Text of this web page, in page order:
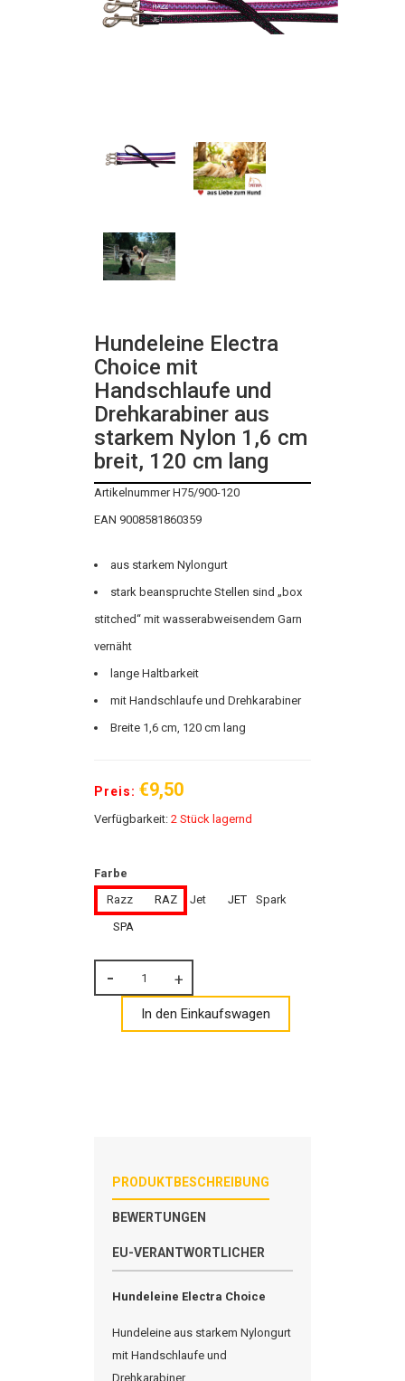
Hundeleine Electra
Choice mit
Handschlaufe und
Drehkarabiner aus
starkem Nylon 1,6 cm
breit, 120 cm lang
Artikelnummer H75/900-120
EAN 9008581860359
aus starkem Nylongurt
stark beanspruchte Stellen sind „box
stitched“ mit wasserabweisendem Garn
vernäht
lange Haltbarkeit
mit Handschlaufe und Drehkarabiner
Breite 1,6 cm, 120 cm lang
Preis: €9,50
Verfügbarkeit: 2 Stück lagernd
Farbe
Razz
RAZ Jet JET
Spark
SPA
In den Einkaufswagen
PRODUKTBESCHREIBUNG
BEWERTUNGEN
EU-VERANTWORTLICHER
Hundeleine Electra Choice
Hundeleine aus starkem Nylongurt
mit Handschlaufe und
Drehkarabiner